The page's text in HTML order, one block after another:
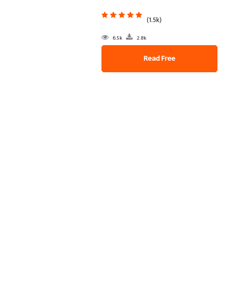
(1.5k)
6.5k 2.8k
Read Free